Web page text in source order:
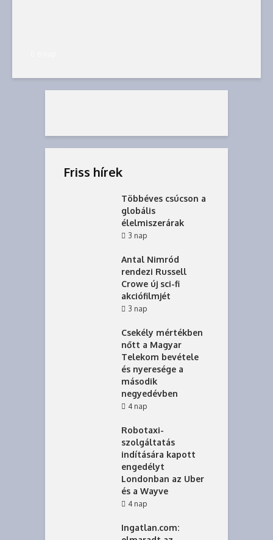
Friss hírek
Többéves csúcson a
globális
élelmiszerárak
3 nap
Antal Nimród
rendezi Russell
Crowe új sci-fi
akciófilmjét
3 nap
Csekély mértékben
nőtt a Magyar
Telekom bevétele
és nyeresége a
második
negyedévben
4 nap
Robotaxi-
szolgáltatás
indítására kapott
engedélyt
Londonban az Uber
és a Wayve
4 nap
Ingatlan.com: